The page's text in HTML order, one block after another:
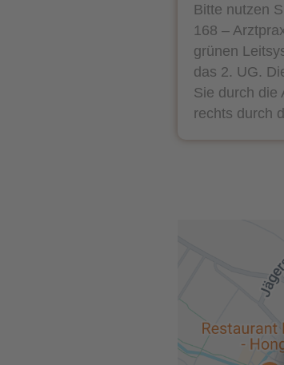
Bitte nutzen
168 –
grünen
das 2. UG.
Sie durch die
rechts durch